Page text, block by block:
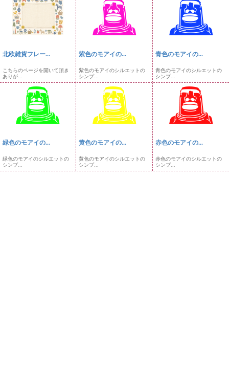
北欧雑貨フレー...
こちらのページを開いて頂き
ありが...
紫色のモアイの...
紫色のモアイのシルエットの
シンプ...
青色のモアイの...
青色のモアイのシルエットの
シンプ...
緑色のモアイの...
緑色のモアイのシルエットの
シンプ...
黄色のモアイの...
黄色のモアイのシルエットの
シンプ...
赤色のモアイの...
赤色のモアイのシルエットの
シンプ...